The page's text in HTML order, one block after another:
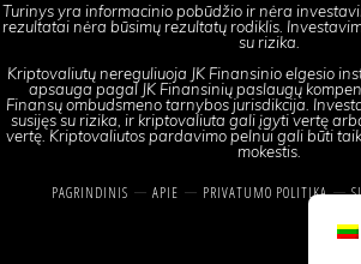
Turinys yra informacinio pobūdžio ir nėra
rezultatai nėra būsimų rezultatų rodiklis.
su rizika.
Kriptovaliutų nereguliuoja JK Finansinio elgesio
apsauga pagal JK Finansinių paslaugų
Finansų ombudsmeno tarnybos jurisdikcija.
susijęs su rizika, ir kriptovaliuta gali įgyti vertę
vertę. Kriptovaliutos pardavimo pelnui gali būti
mokestis.
PAGRINDINIS APIE PRIVATUMO POLITIKA